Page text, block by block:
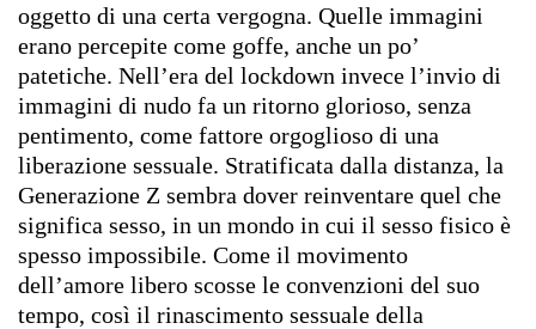
oggetto di una certa vergogna. Quelle immagini
erano percepite come goffe, anche un po’
patetiche. Nell’era del lockdown invece l’invio di
immagini di nudo fa un ritorno glorioso, senza
pentimento, come fattore orgoglioso di una
liberazione sessuale. Stratificata dalla distanza, la
Generazione Z sembra dover reinventare quel che
significa sesso, in un mondo in cui il sesso fisico è
spesso impossibile. Come il movimento
dell’amore libero scosse le convenzioni del suo
tempo, così il rinascimento sessuale della